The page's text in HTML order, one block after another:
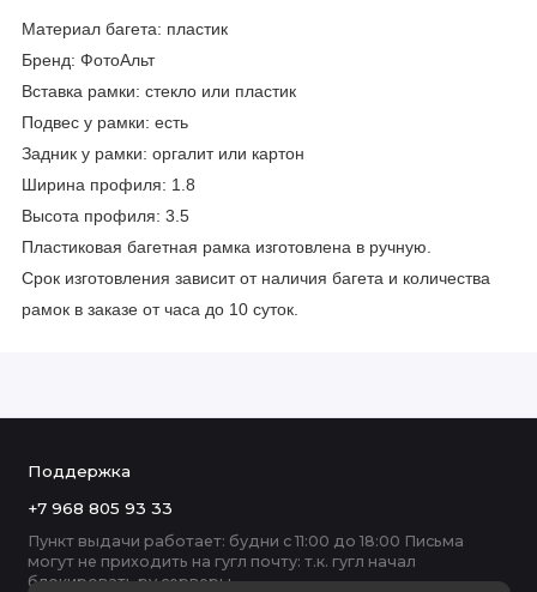
Материал багета: пластик
Бренд: ФотоАльт
Вставка рамки: стекло или пластик
Подвес у рамки: есть
Задник у рамки: оргалит или картон
Ширина профиля: 1.8
Высота профиля: 3.5
Пластиковая багетная рамка изготовлена в ручную.
Срок изготовления зависит от наличия багета и количества
рамок в заказе от часа до 10 суток.
Поддержка
+7 968 805 93 33
Пункт выдачи работает: будни с 11:00 до 18:00 Письма
могут не приходить на гугл почту: т.к. гугл начал
блокировать ру серверы